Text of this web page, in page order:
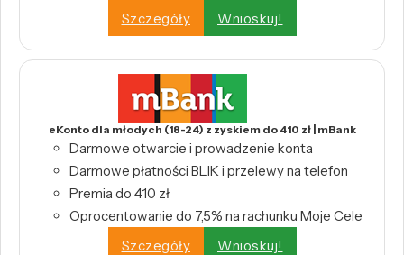
Szczegóły
Wnioskuj!
eKonto dla młodych (18-24) z zyskiem do 410 zł | mBank
Darmowe otwarcie i prowadzenie konta
Darmowe płatności BLIK i przelewy na telefon
Premia do 410 zł
Oprocentowanie do 7,5% na rachunku Moje Cele
Szczegóły
Wnioskuj!